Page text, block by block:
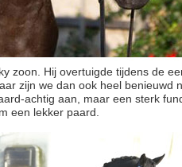
zoon. Hij overtuigde tijdens de
zijn we dan ook heel benieuwd
achtig aan, maar een sterk
een lekker paard.